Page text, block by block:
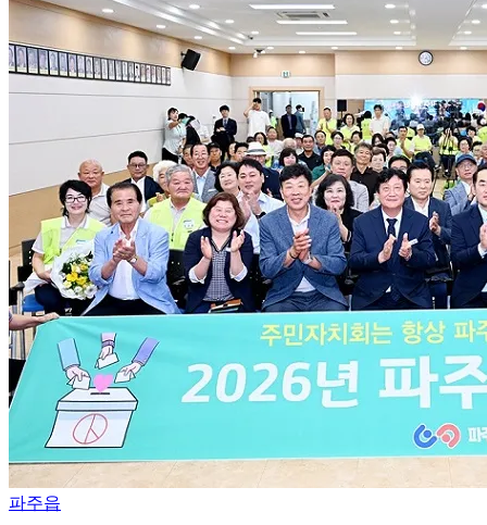
파주읍